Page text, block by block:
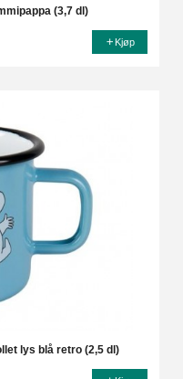
(3,7 dl)
Kjøp
lys blå retro (2,5 dl)